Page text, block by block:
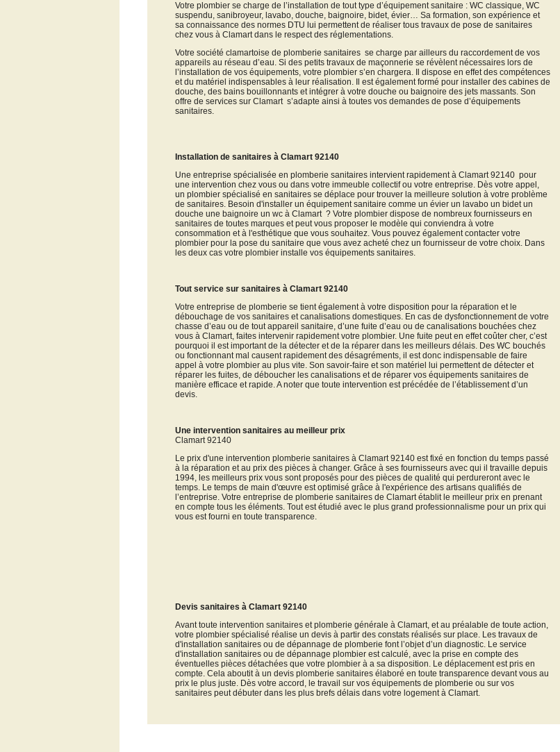
Votre plombier se charge de l’installation de tout type d’équipement sanitaire : WC classique, WC
suspendu, sanibroyeur, lavabo, douche, baignoire, bidet, évier… Sa formation, son expérience et
sa connaissance des normes DTU lui permettent de réaliser tous travaux de pose de sanitaires
chez vous à Clamart dans le respect des réglementations.
Votre société clamartoise de plomberie sanitaires se charge par ailleurs du raccordement de vos
appareils au réseau d’eau. Si des petits travaux de maçonnerie se révèlent nécessaires lors de
l’installation de vos équipements, votre plombier s’en chargera. Il dispose en effet des compétences
et du matériel indispensables à leur réalisation. Il est également formé pour installer des cabines de
douche, des bains bouillonnants et intégrer à votre douche ou baignoire des jets massants. Son
offre de services sur Clamart s’adapte ainsi à toutes vos demandes de pose d’équipements
sanitaires.
Installation de sanitaires à Clamart 92140
Une entreprise spécialisée en plomberie sanitaires intervient rapidement à Clamart 92140 pour
une intervention chez vous ou dans votre immeuble collectif ou votre entreprise. Dès votre appel,
un plombier spécialisé en sanitaires se déplace pour trouver la meilleure solution à votre problème
de sanitaires. Besoin d'installer un équipement sanitaire comme un évier un lavabo un bidet un
douche une baignoire un wc à Clamart ? Votre plombier dispose de nombreux fournisseurs en
sanitaires de toutes marques et peut vous proposer le modèle qui conviendra à votre
consommation et à l'esthétique que vous souhaitez. Vous pouvez également contacter votre
plombier pour la pose du sanitaire que vous avez acheté chez un fournisseur de votre choix. Dans
les deux cas votre plombier installe vos équipements sanitaires.
Tout service sur sanitaires à Clamart 92140
Votre entreprise de plomberie se tient également à votre disposition pour la réparation et le
débouchage de vos sanitaires et canalisations domestiques. En cas de dysfonctionnement de votre
chasse d’eau ou de tout appareil sanitaire, d’une fuite d’eau ou de canalisations bouchées chez
vous à Clamart, faites intervenir rapidement votre plombier. Une fuite peut en effet coûter cher, c’est
pourquoi il est important de la détecter et de la réparer dans les meilleurs délais. Des WC bouchés
ou fonctionnant mal causent rapidement des désagréments, il est donc indispensable de faire
appel à votre plombier au plus vite. Son savoir-faire et son matériel lui permettent de détecter et
réparer les fuites, de déboucher les canalisations et de réparer vos équipements sanitaires de
manière efficace et rapide. A noter que toute intervention est précédée de l’établissement d’un
devis.
Une intervention sanitaires au meilleur prix
Clamart 92140
Le prix d'une intervention plomberie sanitaires à Clamart 92140 est fixé en fonction du temps passé
à la réparation et au prix des pièces à changer. Grâce à ses fournisseurs avec qui il travaille depuis
1994, les meilleurs prix vous sont proposés pour des pièces de qualité qui perdureront avec le
temps. Le temps de main d'œuvre est optimisé grâce à l'expérience des artisans qualifiés de
l’entreprise. Votre entreprise de plomberie sanitaires de Clamart établit le meilleur prix en prenant
en compte tous les éléments. Tout est étudié avec le plus grand professionnalisme pour un prix qui
vous est fourni en toute transparence.
Devis sanitaires à Clamart 92140
Avant toute intervention sanitaires et plomberie générale à Clamart, et au préalable de toute action,
votre plombier spécialisé réalise un devis à partir des constats réalisés sur place. Les travaux de
d'installation sanitaires ou de dépannage de plomberie font l’objet d’un diagnostic. Le service
d'installation sanitaires ou de dépannage plombier est calculé, avec la prise en compte des
éventuelles pièces détachées que votre plombier à a sa disposition. Le déplacement est pris en
compte. Cela aboutit à un devis plomberie sanitaires élaboré en toute transparence devant vous au
prix le plus juste. Dès votre accord, le travail sur vos équipements de plomberie ou sur vos
sanitaires peut débuter dans les plus brefs délais dans votre logement à Clamart.